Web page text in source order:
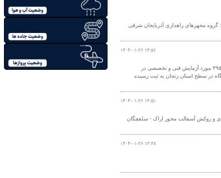
مجهزهای راهداری آذربایجان شرقی
۱۴۰۴-۰۱-۲۶ ۱۴:۵۶
مدیر آزمایشگاه فنی و مکانیک خاک استان زنجان اظهار کرد: طی سال گذشته ۱۰۳ هزار و ۳۹۵ مورد آزمایش فنی و تخصصی در
در سطح استان زنجان به ثبت رسیده
۱۴۰۴-۰۱-۲۶ ۱۴:۵۱
و روکش آسفالت محور اراک - سلفچگان
۱۴۰۴-۰۱-۲۶ ۱۴:۳۸